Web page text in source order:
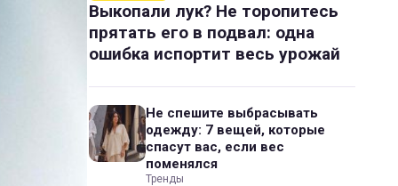
Выкопали лук? Не торопитесь
прятать его в подвал: одна
ошибка испортит весь урожай
Не спешите выбрасывать
одежду: 7 вещей, которые
спасут вас, если вес
поменялся
Тренды